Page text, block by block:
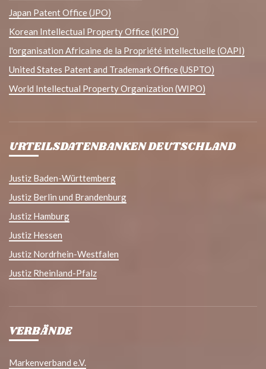
Japan Patent Office (JPO)
Korean Intellectual Property Office (KIPO)
l'organisation Africaine de la Propriété intellectuelle (OAPI)
United States Patent and Trademark Office (USPTO)
World Intellectual Property Organization (WIPO)
URTEILSDATENBANKEN DEUTSCHLAND
Justiz Baden-Württemberg
Justiz Berlin und Brandenburg
Justiz Hamburg
Justiz Hessen
Justiz Nordrhein-Westfalen
Justiz Rheinland-Pfalz
VERBÄNDE
Markenverband e.V.